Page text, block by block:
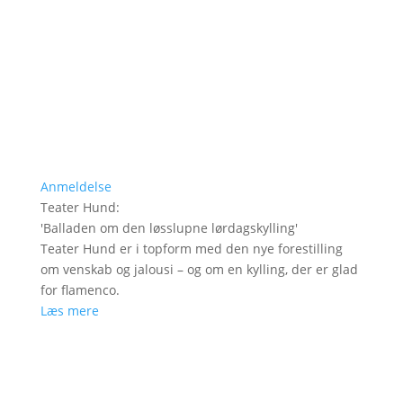
Anmeldelse
Teater Hund:
'Balladen om den løsslupne lørdagskylling'
Teater Hund er i topform med den nye forestilling
om venskab og jalousi – og om en kylling, der er glad
for flamenco.
Læs mere